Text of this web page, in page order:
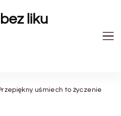
liku
uśmiech to życzenie